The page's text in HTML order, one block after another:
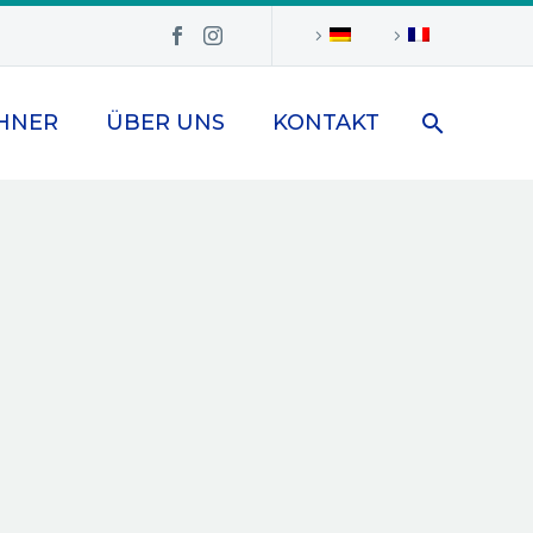
ÜBER UNS KONTAKT